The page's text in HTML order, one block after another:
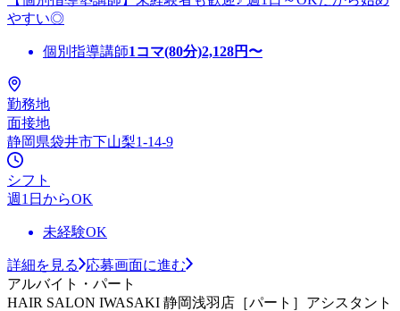
やすい◎
個別指導講師1コマ(80分)2,128円〜
勤務地
面接地
静岡県袋井市下山梨1-14-9
シフト
週1日からOK
未経験OK
詳細を見る
応募画面に進む
アルバイト・パート
HAIR SALON IWASAKI 静岡浅羽店［パート］アシスタント